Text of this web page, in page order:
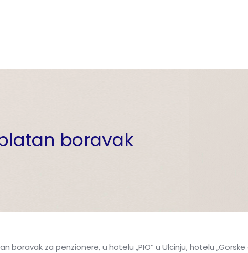
boravak
boravak za penzionere, u hotelu „PIO“ u Ulcinju, hotelu „Gorske